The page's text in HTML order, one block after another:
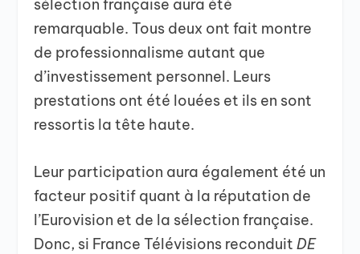
sélection française aura été
remarquable. Tous deux ont fait montre
de professionnalisme autant que
d’investissement personnel. Leurs
prestations ont été louées et ils en sont
ressortis la tête haute.
Leur participation aura également été un
facteur positif quant à la réputation de
l’Eurovision et de la sélection française.
Donc, si France Télévisions reconduitDE